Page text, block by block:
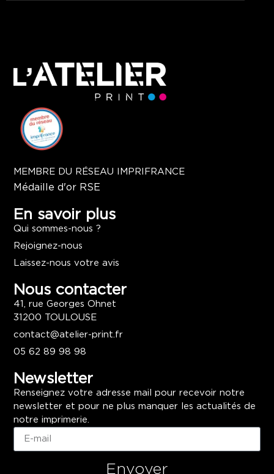
MEMBRE DU RÉSEAU IMPRIFRANCE
Médaille d'or RSE
En savoir plus
Qui sommes-nous ?
Rejoignez-nous
Laissez-nous votre avis
Nous contacter
41, rue Georges Ohnet
31200 TOULOUSE
contact@atelier-print.fr
05 62 89 98 98
Newsletter
Renseignez votre adresse mail pour recevoir notre
newsletter et pour ne plus manquer les actualités de
notre imprimerie.
Envoyer